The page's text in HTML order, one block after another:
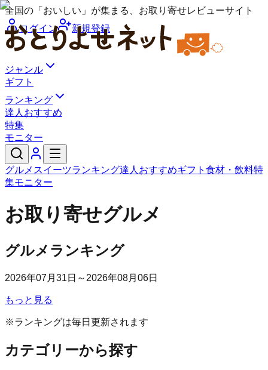
全国の「おいしい」が集まる、お取り寄せレビューサイト
ログイン
新規登録
ジャンル
ギフト
ランキング
達人おすすめ
特集
モニター
グルメ スイーツランキング達人おすすめギフト 食材・飲料特
集モニター
お取り寄せグルメ
グルメランキング
2026年07月31日～2026年08月06日
もっと見る
※ランキングは毎日更新されます
カテゴリーから探す